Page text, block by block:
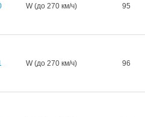
W (до 270 км/ч) 95
W (до 270 км/ч) 96